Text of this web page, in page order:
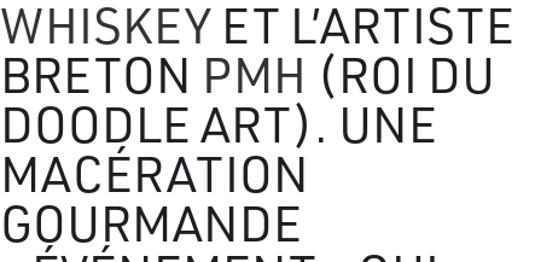
WHISKEY ET L’ARTISTE
BRETON PMH (ROI DU
DOODLE ART). UNE
MACÉRATION
GOURMANDE